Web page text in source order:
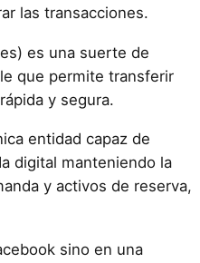
las transacciones.
es una suerte de
que permite transferir
y segura.
entidad capaz de
digital manteniendo la
y activos de reserva,
sino en una